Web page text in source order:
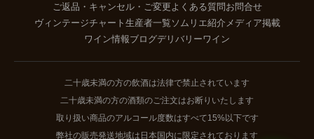
ご返品・キャンセル・ご変更 よくある質問お問合せ
ヴィンテージチャート 生産者一覧 ソムリエ紹介 メディア掲載
ワイン情報ブログデリバリーワイン
二十歳未満の方の飲酒は法律で禁止されています
二十歳未満の方の酒類のご注文はお断りいたします
取り扱い商品のアルコール度数はすべて15%以下です
弊社の販売発送地域は日本国内に限定されております